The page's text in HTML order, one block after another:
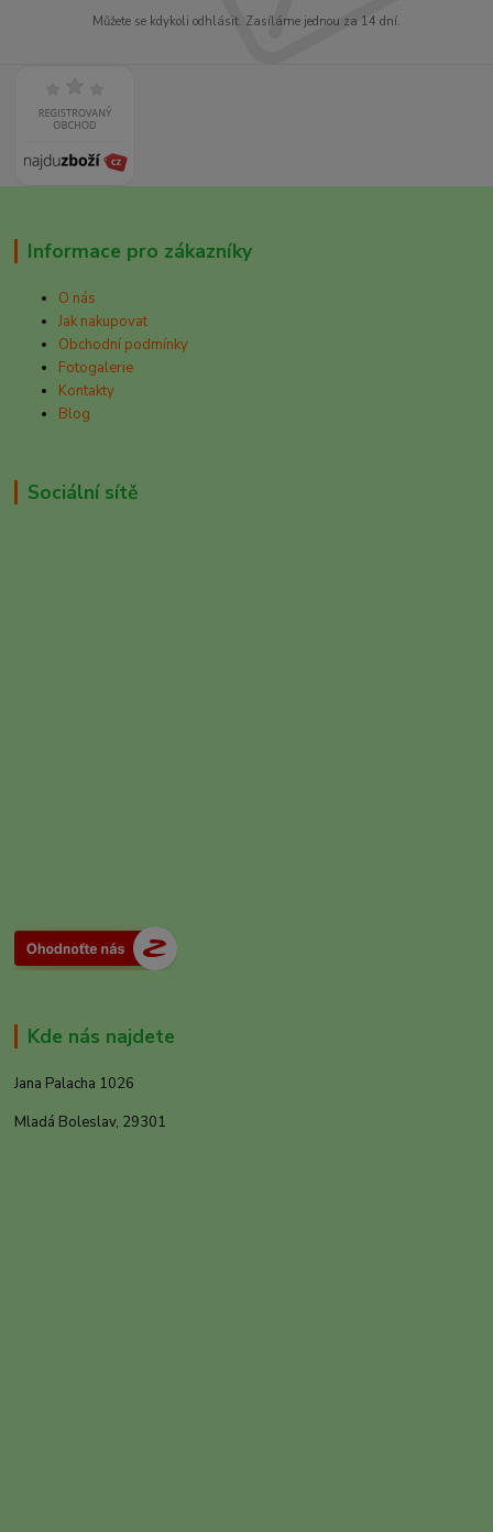
Můžete se kdykoli odhlásit. Zasíláme jednou za 14 dní.
Informace pro zákazníky
O nás
Jak nakupovat
Obchodní podmínky
Fotogalerie
Kontakty
Blog
Sociální sítě
Kde nás najdete
Jana Palacha 1026
Mladá Boleslav, 29301